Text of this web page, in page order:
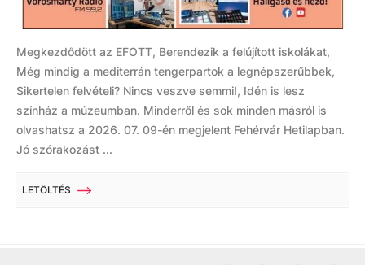
Megkezdődött az EFOTT, Berendezik a felújított iskolákat,
Még mindig a mediterrán tengerpartok a legnépszerűbbek,
Sikertelen felvételi? Nincs veszve semmi!, Idén is lesz
színház a múzeumban. Minderről és sok minden másról is
olvashatsz a 2026. 07. 09-én megjelent Fehérvár Hetilapban.
Jó szórakozást ...
LETÖLTÉS